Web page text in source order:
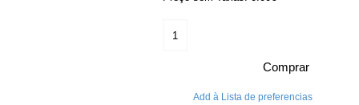
Comprar
Add à Lista de preferencias